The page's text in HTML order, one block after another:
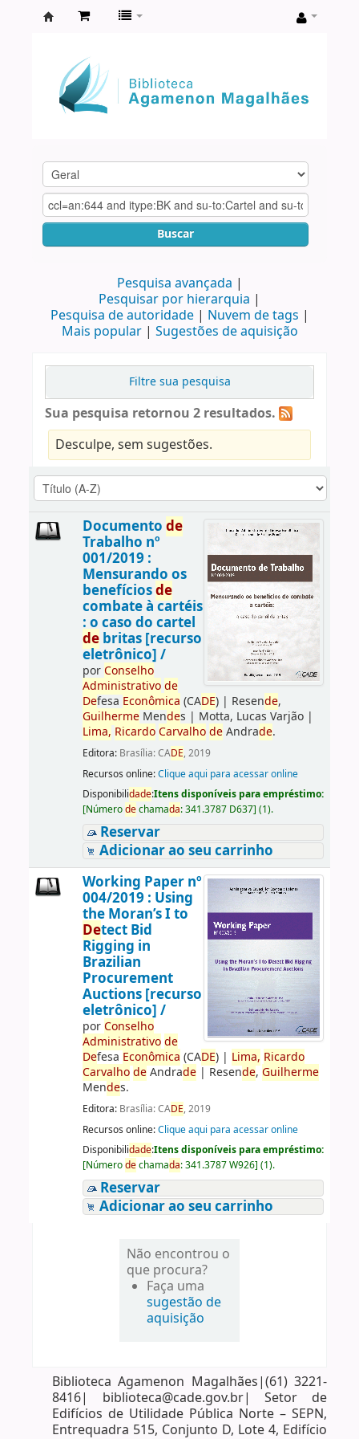
Agamenon
Magalhães
Buscar
Pesquisa avançada
Pesquisar por hierarquia
Pesquisa de autoridade
Nuvem de tags
Mais popular
Sugestões de aquisição
Filtre sua pesquisa
Sua pesquisa retornou 2 resultados.
Desculpe, sem sugestões.
Documento de
Trabalho nº
001/2019 :
Mensurando os
benefíciosde
combate à cartéis
: o caso do cartel
debritas [recurso
eletrônico] /
porConselho
Administrativo de
Defesa Econômica (CADE)| Resende,
GuilhermeMendes | Motta, Lucas Varjão|
Lima, Ricardo Carvalho deAndrade.
Editora: Brasília: CADE, 2019
Recursos online:Clique aqui para acessar online
Disponibilidade:Itens disponíveis para empréstimo:
[Númerodechamada:341.3787 D637] (1).
Reservar
Adicionar ao seu carrinho
Working Paper nº
004/2019 : Using
the Moran’s I to
Detect Bid
Rigging in
Brazilian
Procurement
Auctions [recurso
eletrônico] /
porConselho
Administrativo de
Defesa Econômica (CADE)| Lima, Ricardo
Carvalho deAndrade| Resende, Guilherme
Mendes.
Editora: Brasília: CADE, 2019
Recursos online:Clique aqui para acessar online
Disponibilidade:Itens disponíveis para empréstimo:
[Númerodechamada:341.3787 W926] (1).
Reservar
Adicionar ao seu carrinho
Não encontrou o
que procura?
Faça uma
sugestão de
aquisição
Biblioteca Agamenon Magalhães|(61) 3221-
8416| biblioteca@cade.gov.br| Setor de
Edifícios de Utilidade Pública Norte – SEPN,
Entrequadra 515, Conjunto D, Lote 4, Edifício